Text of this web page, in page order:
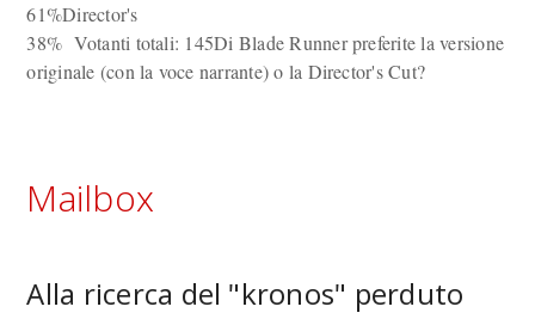
61%Director's
38% Votanti totali: 145Di Blade Runner preferite la versione
originale (con la voce narrante) o la Director's Cut?
Mailbox
Alla ricerca del "kronos" perduto